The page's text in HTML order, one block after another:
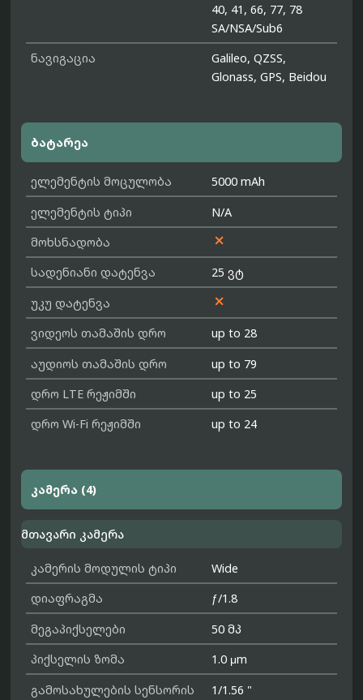
40, 41, 66, 77, 78
SA/NSA/Sub6
ნავიგაცია
Galileo, QZSS,
Glonass, GPS, Beidou
ბატარეა
ელემენტის მოცულობა
5000 mAh
ელემენტის ტიპი
N/A
მოხსნადობა

სადენიანი დატენვა
25 ვტ
უკუ დატენვა

ვიდეოს თამაშის დრო
up to 28
აუდიოს თამაშის დრო
up to 79
დრო LTE რეჟიმში
up to 25
დრო Wi-Fi რეჟიმში
up to 24
კამერა (4)
მთავარი კამერა
კამერის მოდულის ტიპი
Wide
დიაფრაგმა
ƒ/1.8
მეგაპიქსელები
50 მპ
პიქსელის ზომა
1.0 μm
გამოსახულების სენსორის
1/1.56 "